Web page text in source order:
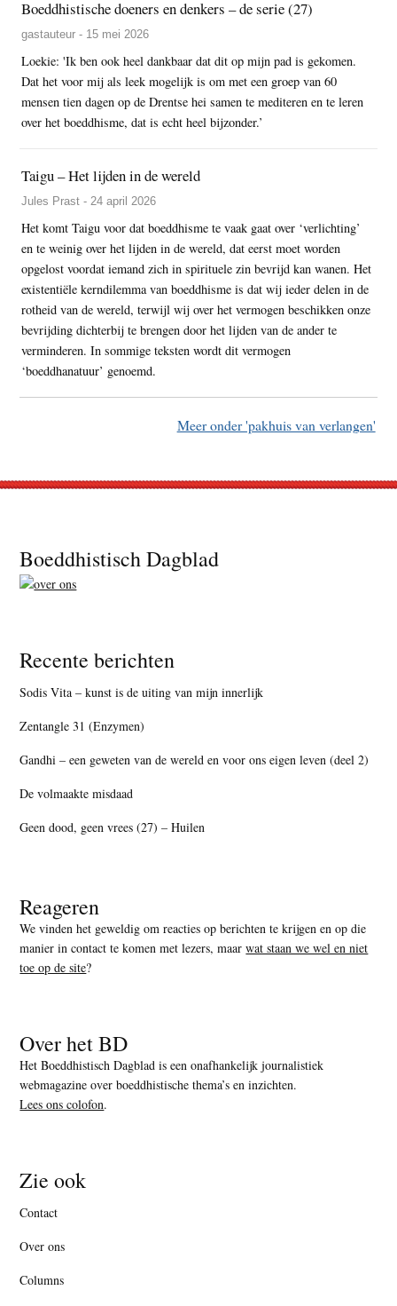
Boeddhistische doeners en denkers – de serie (27)
gastauteur - 15 mei 2026
Loekie: 'Ik ben ook heel dankbaar dat dit op mijn pad is gekomen.
Dat het voor mij als leek mogelijk is om met een groep van 60
mensen tien dagen op de Drentse hei samen te mediteren en te leren
over het boeddhisme, dat is echt heel bijzonder.’
Taigu – Het lijden in de wereld
Jules Prast - 24 april 2026
Het komt Taigu voor dat boeddhisme te vaak gaat over ‘verlichting’
en te weinig over het lijden in de wereld, dat eerst moet worden
opgelost voordat iemand zich in spirituele zin bevrijd kan wanen. Het
existentiële kerndilemma van boeddhisme is dat wij ieder delen in de
rotheid van de wereld, terwijl wij over het vermogen beschikken onze
bevrijding dichterbij te brengen door het lijden van de ander te
verminderen. In sommige teksten wordt dit vermogen
‘boeddhanatuur’ genoemd.
Meer onder 'pakhuis van verlangen'
Footer
Boeddhistisch Dagblad
Recente berichten
Sodis Vita – kunst is de uiting van mijn innerlijk
Zentangle 31 (Enzymen)
Gandhi – een geweten van de wereld en voor ons eigen leven (deel 2)
De volmaakte misdaad
Geen dood, geen vrees (27) – Huilen
Reageren
We vinden het geweldig om reacties op berichten te krijgen en op die
manier in contact te komen met lezers, maarwat staan we wel en niet
toe op de site?
Over het BD
Het Boeddhistisch Dagblad is een onafhankelijk journalistiek
webmagazine over boeddhistische thema’s en inzichten.
Lees ons colofon.
Zie ook
Contact
Over ons
Columns